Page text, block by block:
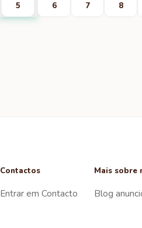
5 6 7 8
Contactos
Entrar em Contacto
Mais sobre
Blog